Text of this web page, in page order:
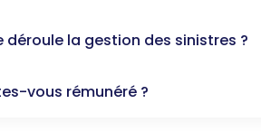
déroule la gestion des sinistres ?
vous rémunéré ?